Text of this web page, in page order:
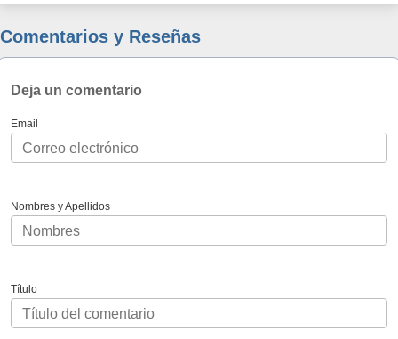
Comentarios y Reseñas
Deja un comentario
Email
Nombres y Apellidos
Título